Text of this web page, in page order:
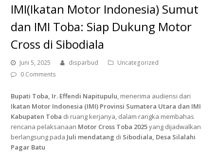
IMI(Ikatan Motor Indonesia) Sumut
dan IMI Toba: Siap Dukung Motor
Cross di Sibodiala
Juni 5, 2025 disparbud
Uncategorized
0 Comments
Bupati Toba, Ir. Effendi Napitupulu, menerima audiensi dari
Ikatan Motor Indonesia (IMI) Provinsi Sumatera Utara dan IMI
Kabupaten Toba di ruang kerjanya, dalam rangka membahas
rencana pelaksanaan Motor Cross Toba 2025yang dijadwalkan
berlangsung pada Juli mendatang di Sibodiala, Desa Silalahi
Pagar Batu